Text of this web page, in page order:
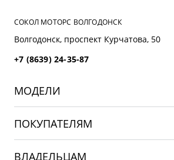
СОКОЛ МОТОРС ВОЛГОДОНСК
Волгодонск, проспект Курчатова, 50
+7 (8639) 24-35-87
МОДЕЛИ
CITYRAY
ПОКУПАТЕЛЯМ
ВЛАДЕЛЬЦАМ